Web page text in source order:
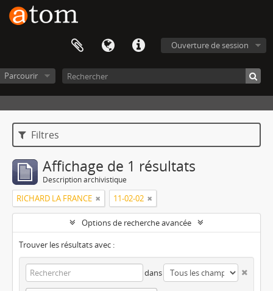
Ouverture de session
Parcourir
Filtres
Affichage de 1 résultats
Description archivistique
RICHARD LA FRANCE 11-02-02
Options de recherche avancée
Trouver les résultats avec :
dans